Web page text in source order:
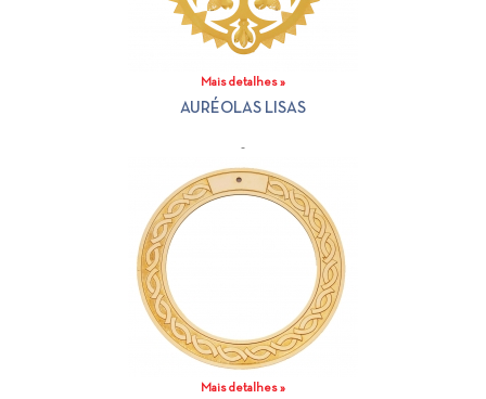
Mais detalhes »
AURÉOLAS LISAS
-
Mais detalhes »